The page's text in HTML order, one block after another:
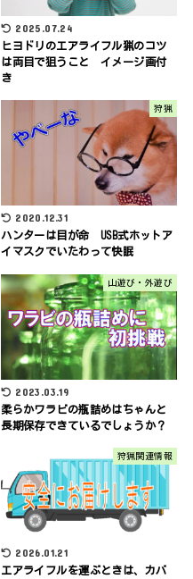
2025.07.24
ヒヨドリのエアライフル猟のコツ
は両目で狙うこと イメージ画付
き
狩猟
2020.12.31
ハンターは目が命 USB式ホットア
イマスクでいたわって快眠
山遊び・外遊び
2023.03.19
柔らかワラビの瓶詰めはちゃんと
長期保存できているでしょうか？
狩猟関連情報
2026.01.21
エアライフルを運ぶときは、カバ